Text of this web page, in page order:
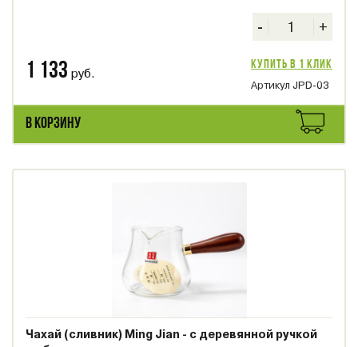
- +
1 133 руб.
Купить в 1 клик
Артикул JPD-03
В КОРЗИНУ
Чахай (сливник) Ming Jian - с деревянной ручкой